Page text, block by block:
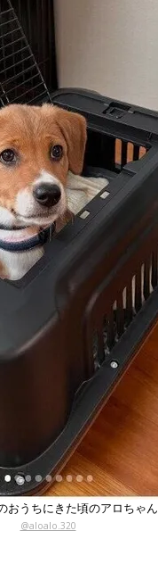
おうちにきた頃のアロちゃん
@aloalo.320